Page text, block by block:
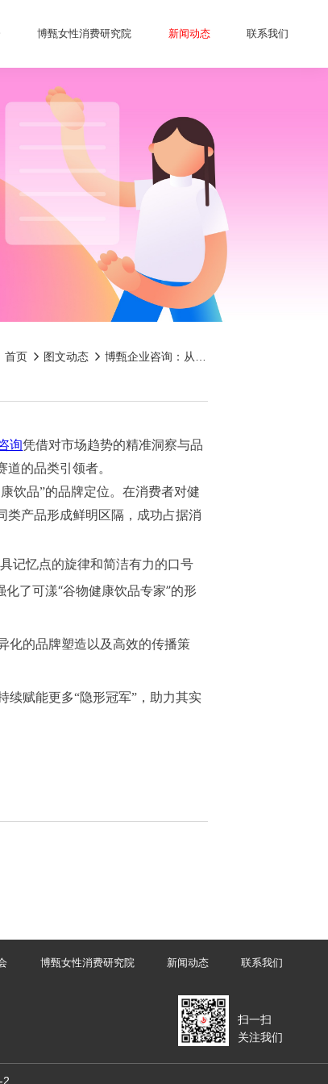
博甄女性消费研究院 新闻动态 联系我们
首页 图文动态 博甄企业咨询：从幕后到台前，如何借力品类创新与明星代言
询凭借对市场趋势的精准洞察与品
的品类引领者。
饮品”的品牌定位。在消费者对健
类产品形成鲜明区隔，成功占据消
记忆点的旋律和简洁有力的口号
了可漾“谷物健康饮品专家”的形
化的品牌塑造以及高效的传播策
续赋能更多“隐形冠军”，助力其实
博甄女性消费研究院 新闻动态 联系我们
扫一扫
关注我们
2